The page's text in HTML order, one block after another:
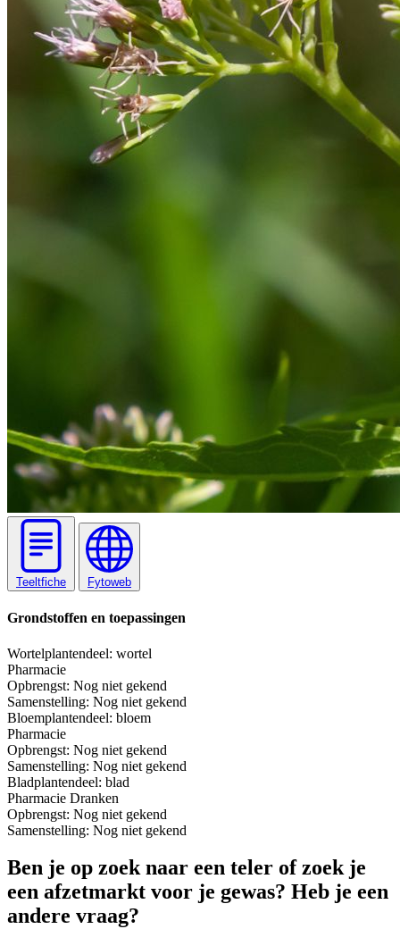
Teeltfiche Fytoweb
Grondstoffen en toepassingen
Wortelplantendeel: wortel
Pharmacie
Opbrengst: Nog niet gekend
Samenstelling: Nog niet gekend
Bloemplantendeel: bloem
Pharmacie
Opbrengst: Nog niet gekend
Samenstelling: Nog niet gekend
Bladplantendeel: blad
Pharmacie Dranken
Opbrengst: Nog niet gekend
Samenstelling: Nog niet gekend
Ben je op zoek naar een teler of zoek je
een afzetmarkt voor je gewas? Heb je een
andere vraag?